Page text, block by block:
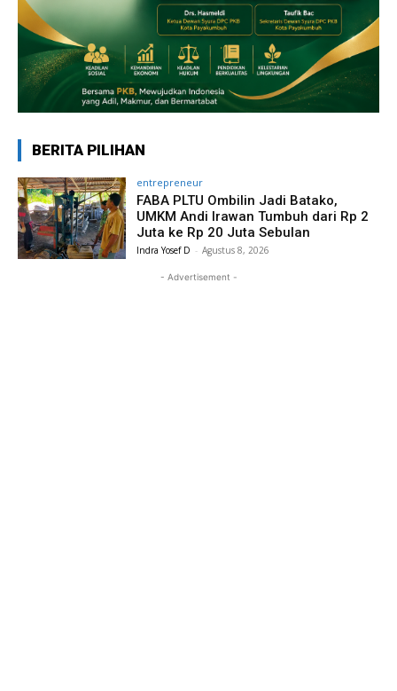
BERITA PILIHAN
entrepreneur
FABA PLTU Ombilin Jadi Batako,
UMKM Andi Irawan Tumbuh dari Rp 2
Juta ke Rp 20 Juta Sebulan
Indra Yosef D - Agustus 8, 2026
- Advertisement -